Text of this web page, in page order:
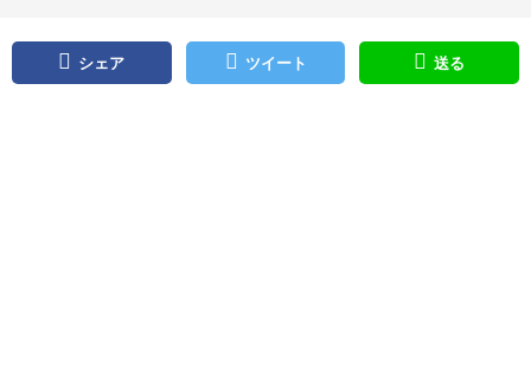
シェア ツイート 送る